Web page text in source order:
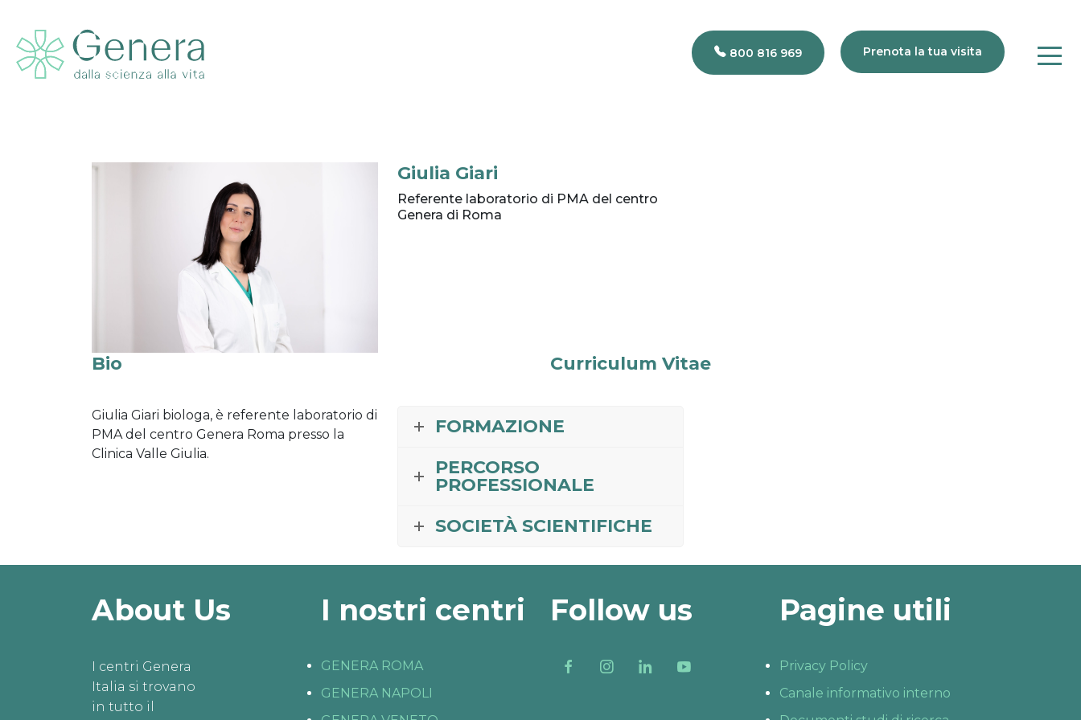
800 816 969 Prenota la tua visita
Giulia Giari
Referente laboratorio di PMA del centro
Genera di Roma
Bio Curriculum Vitae
Giulia Giari biologa, è referente laboratorio di
PMA del centro Genera Roma presso la
Clinica Valle Giulia.
FORMAZIONE
PERCORSO
PROFESSIONALE
SOCIETÀ SCIENTIFICHE
About Us
I centri Genera
Italia si trovano
in tutto il
I nostri centri
GENERA ROMA
GENERA NAPOLI
Follow us Pagine utili
Privacy Policy
Canale informativo interno